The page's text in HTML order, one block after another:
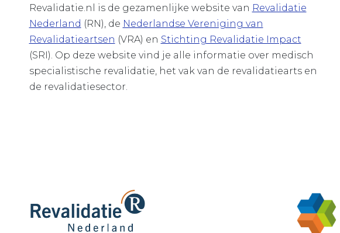
Revalidatie.nl is de gezamenlijke website van Revalidatie
Nederland (RN), de Nederlandse Vereniging van
Revalidatieartsen (VRA) en Stichting Revalidatie Impact
(SRI). Op deze website vind je alle informatie over medisch
specialistische revalidatie, het vak van de revalidatiearts en
de revalidatiesector.